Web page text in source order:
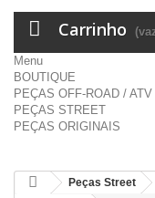
Carrinho
Menu
BOUTIQUE
PEÇAS OFF-ROAD / ATV
PEÇAS STREET
PEÇAS ORIGINAIS
Peças Street